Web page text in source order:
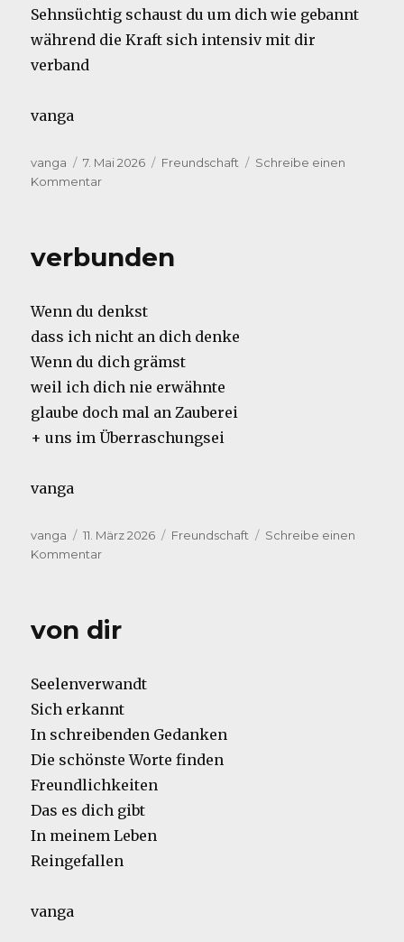
Sehnsüchtig schaust du um dich wie gebannt
während die Kraft sich intensiv mit dir
verband
vanga
Autor
vanga
Veröffentlicht
am
7. Mai 2026 Kategorien
Freundschaft
Schreibe einen
Kommentarzu
verbunden
Wenn du denkst
dass ich nicht an dich denke
Wenn du dich grämst
weil ich dich nie erwähnte
glaube doch mal an Zauberei
+ uns im Überraschungsei
vanga
Autor
vanga
Veröffentlicht
am
11. März 2026 Kategorien
Freundschaft
Schreibe einen
Kommentarzu
von dir
Seelenverwandt
Sich erkannt
In schreibenden Gedanken
Die schönste Worte finden
Freundlichkeiten
Das es dich gibt
In meinem Leben
Reingefallen
vanga